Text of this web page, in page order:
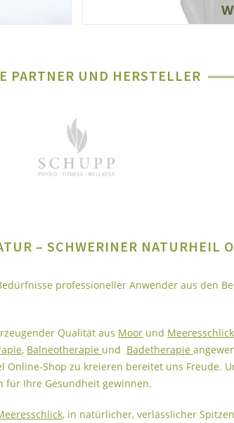
PARTNER UND HERSTELLER
– SCHWERINER NATURHEIL
professioneller Anwender aus den
Qualität aus Moor und Meeresschlick
, Balneotherapie und Badetherapie
Shop zu kreieren bereitet uns Freude.
für Ihre Gesundheit gewinnen.
, in natürlicher, verlässlicher